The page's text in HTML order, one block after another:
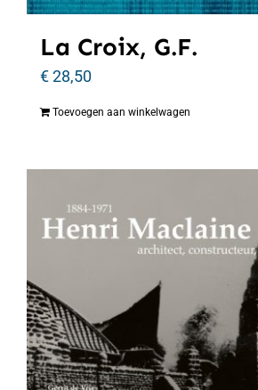
La Croix, G.F.
€28,50
Toevoegen aan winkelwagen